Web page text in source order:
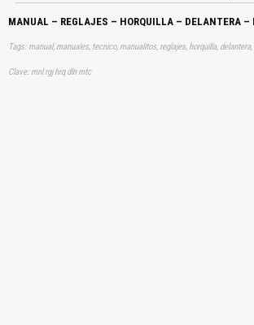
MANUAL – REGLAJES – HORQUILLA – DELANTERA –
Clave: mnl rgj hrq dln mtc